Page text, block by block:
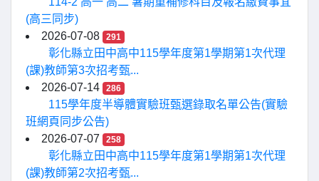
(高三同步)
2026-07-08
291
彰化縣立田中高中115學年度第1學期第1次代理
(課)教師第3次招考甄...
2026-07-14
286
115學年度半導體實驗班甄選錄取名單公告(實驗
班網頁同步公告)
2026-07-07
258
彰化縣立田中高中115學年度第1學期第1次代理
(課)教師第2次招考甄...